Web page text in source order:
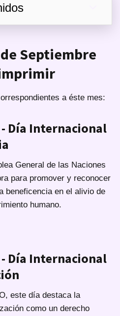
Septiembre
a éste mes:
Día Internacional
General de las Naciones
para promover y reconocer
beneficencia en el alivio de
humano.
Día Internacional
este día destaca la
como un derecho